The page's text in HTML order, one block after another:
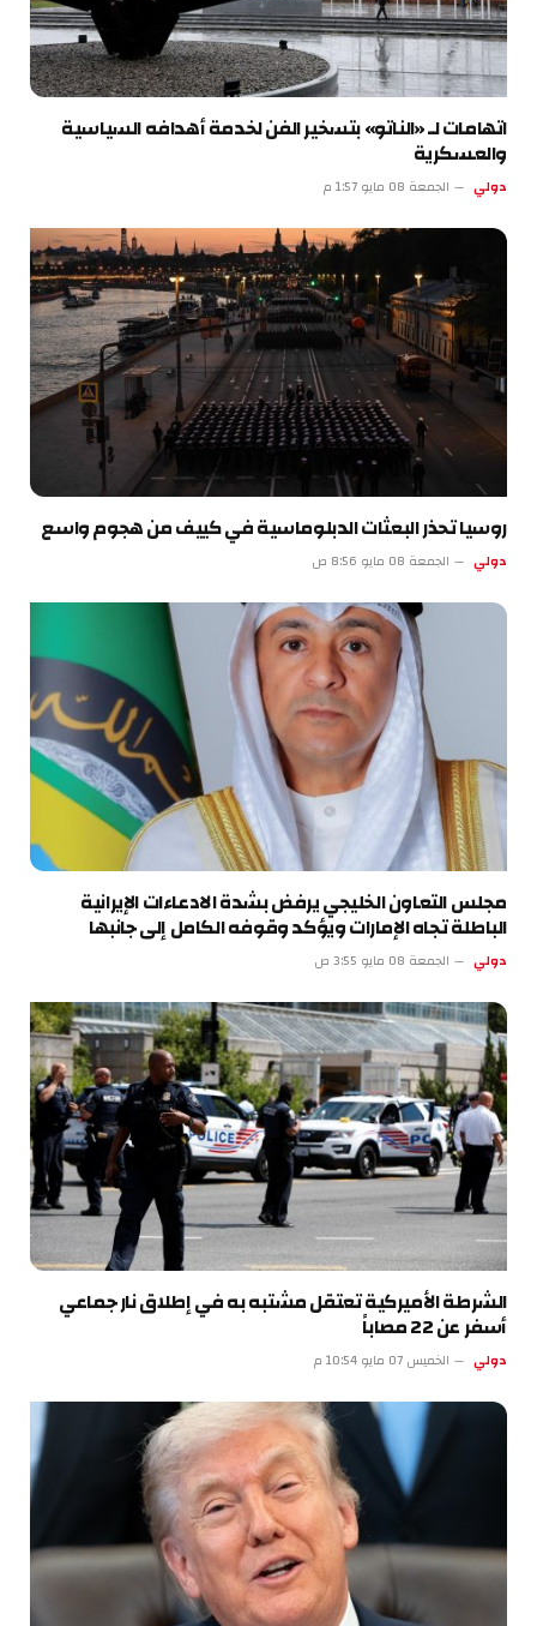
اتهامات لـ «الناتو» بتسخير الفن لخدمة أهدافه السياسية
والعسكرية
دولي الجمعة 08 مايو 1:57 م
روسيا تحذر البعثات الدبلوماسية في كييف من هجوم واسع
دولي الجمعة 08 مايو 8:56 ص
مجلس التعاون الخليجي يرفض بشدة الادعاءات الإيرانية
الباطلة تجاه الإمارات ويؤكد وقوفه الكامل إلى جانبها
دولي الجمعة 08 مايو 3:55 ص
الشرطة الأميركية تعتقل مشتبه به في إطلاق نار جماعي
أسفر عن 22 مصاباً
دولي الخميس 07 مايو 10:54 م